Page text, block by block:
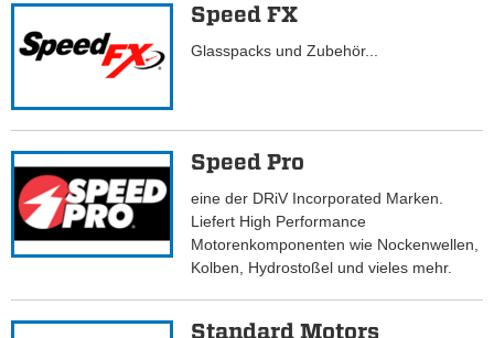
Speed FX
Glasspacks und Zubehör...
Speed Pro
eine der DRiV Incorporated Marken.
Liefert High Performance
Motorenkomponenten wie Nockenwellen,
Kolben, Hydrostoßel und vieles mehr.
Standard Motors